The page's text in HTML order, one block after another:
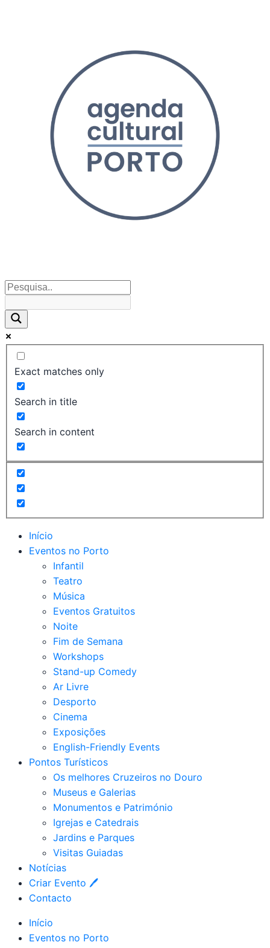
Exact matches only
Search in title
Search in content
Início
Eventos no Porto
Infantil
Teatro
Música
Eventos Gratuitos
Noite
Fim de Semana
Workshops
Stand-up Comedy
Ar Livre
Desporto
Cinema
Exposições
English-Friendly Events
Pontos Turísticos
Os melhores Cruzeiros no Douro​
Museus e Galerias
Monumentos e Património
Igrejas e Catedrais
Jardins e Parques
Visitas Guiadas
Notícias
Criar Evento 🖊
Contacto
Início
Eventos no Porto